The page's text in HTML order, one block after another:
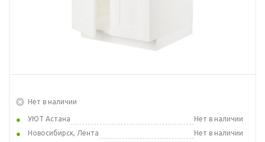
Нет в наличии
УЮТ Астана
Нет в наличии
Новосибирск, Лента
Нет в наличии